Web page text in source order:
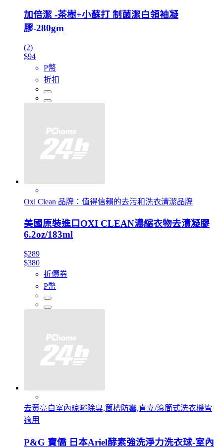
加倍潔 -茶樹+小蘇打 制菌潔白領袖凝
膠-280gm
(2)
$94
P幣
折扣
Oxi Clean 品牌：值得信賴的去污和洗衣清潔品牌
美國原裝進口OXI CLEAN濃縮衣物去漬凝膠
6.2oz/183ml
$289
$380
折價券
P幣
去黃亮白室內晾曬除臭,筒槽防霉,直立/滾筒式洗衣機皆
適用
P&G 寶僑 日本Ariel酵素強洗淨力洗衣球-室內